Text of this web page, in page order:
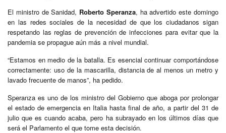
El ministro de Sanidad, Roberto Speranza, ha advertido este domingo
en las redes sociales de la necesidad de que los ciudadanos sigan
respetando las reglas de prevención de infecciones para evitar que la
pandemia se propague aún más a nivel mundial.
“Estamos en medio de la batalla. Es esencial continuar comportándose
correctamente: uso de la mascarilla, distancia de al menos un metro y
lavado frecuente de manos”, ha pedido.
Speranza es uno de los ministro del Gobierno que aboga por prolongar
el estado de emergencia en Italia hasta final de año, a partir del 31 de
julio que es cuando acaba, pero ha subrayado en los últimos días que
será el Parlamento el que tome esta decisión.